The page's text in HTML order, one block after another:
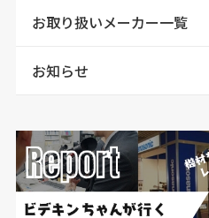
お取り扱いメーカー一覧
お知らせ